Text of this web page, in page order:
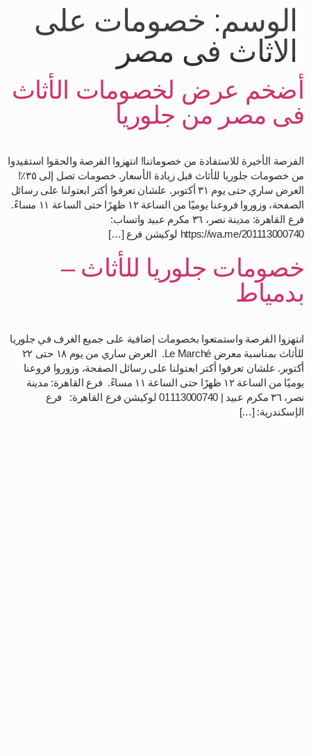
الوسم: خصومات على
الاثاث فى مصر
أضخم عرض لخصومات الأثاث
فى مصر من جلوريا
الفرصة الأخيرة للاستفادة من خصوماتنا! انتهزوا الفرصة والحقوا استفيدوا
من خصومات جلوريا للأثاث قبل زيادة الأسعار. خصومات تصل إلى ٣٥٪!
العرض ساري حتى يوم ٣١ أكتوبر. علشان تعرفوا أكتر ابعتولنا على رسائل
الصفحة، وزوروا فروعنا يوميًا من الساعة ١٢ ظهرًا حتى الساعة ١١ مساءً.
فرع القاهرة: مدينة نصر، ٣٦ مكرم عبيد واتساب:
https://wa.me/201113000740 لوكيشن فرع […]
خصومات جلوريا للأثاث –
بدمياط
انتهزوا الفرصة واستمتعوا بخصومات إضافية على جميع الغرف في جلوريا
للأثاث بمناسبة معرض Le Marché. العرض ساري من يوم ١٨ حتى ٢٢
أكتوبر. علشان تعرفوا أكتر ابعتولنا على رسائل الصفحة، وزوروا فروعنا
يوميًا من الساعة ١٢ ظهرًا حتى الساعة ١١ مساءً. فرع القاهرة: مدينة
نصر، ٣٦ مكرم عبيد | 01113000740 لوكيشن فرع القاهرة: فرع
الإسكندرية: […]